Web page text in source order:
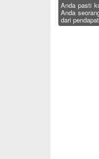
Anda pasti
Anda
dari